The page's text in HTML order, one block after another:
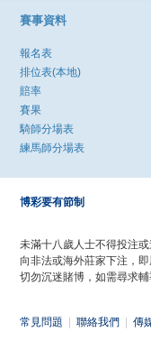
賽事資料
報名表
排位表(本地)
賠率
賽果
騎師分場表
練馬師分場表
博彩要有節制
未滿十八歲人士不得投注或
向非法或海外莊家下注，即
切勿沉迷賭博，如需尋求
常見問題 聯絡我們 傳